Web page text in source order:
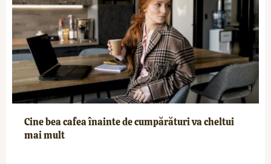
Cine bea cafea înainte de cumpărături va cheltui
mai mult